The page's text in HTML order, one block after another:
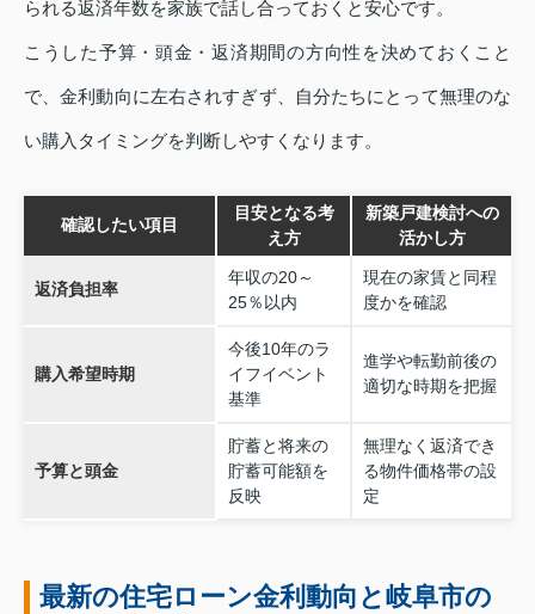
られる返済年数を家族で話し合っておくと安心です。
こうした予算・頭金・返済期間の方向性を決めておくこと
で、金利動向に左右されすぎず、自分たちにとって無理のな
い購入タイミングを判断しやすくなります。
確認したい項目
目安となる考
え方
新築戸建検討への
活かし方
返済負担率
年収の20～
25％以内
現在の家賃と同程
度かを確認
購入希望時期
今後10年のラ
イフイベント
基準
進学や転勤前後の
適切な時期を把握
予算と頭金
貯蓄と将来の
貯蓄可能額を
反映
無理なく返済でき
る物件価格帯の設
定
最新の住宅ローン金利動向と岐阜市の